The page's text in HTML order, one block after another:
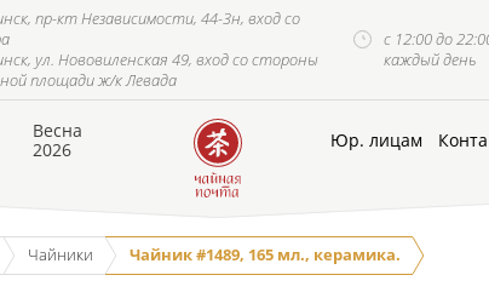
пр-кт Независимости, 44-3н, вход со
ул. Нововиленская 49, вход со стороны
площади ж/к Левада
с 12:00 до
каждый день
Весна
2026
Юр. лицам
Чайники Чайник #1489, 165 мл., керамика.